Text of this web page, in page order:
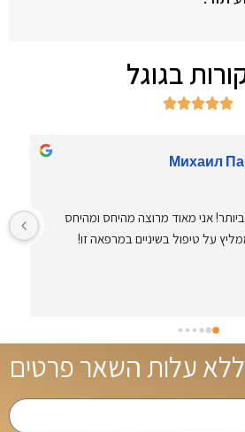
בגוגל





Михаил
על טיפול בשיניים במרפאה זו!
ללא עלות השאר פרטים